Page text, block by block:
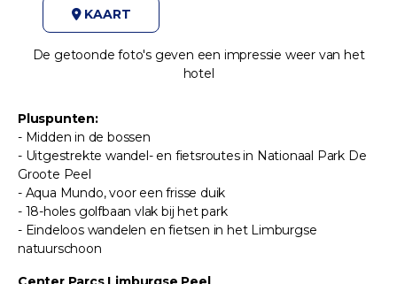
KAART
De getoonde foto's geven een impressie weer van het
hotel
Pluspunten:
- Midden in de bossen
- Uitgestrekte wandel- en fietsroutes in Nationaal Park De
Groote Peel
- Aqua Mundo, voor een frisse duik
- 18-holes golfbaan vlak bij het park
- Eindeloos wandelen en fietsen in het Limburgse
natuurschoon